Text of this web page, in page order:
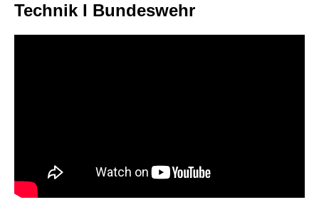
Technik I Bundeswehr